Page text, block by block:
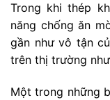
Trong khi thép
năng chống ăn
gần như vô tận
trên thị trường
Một trong những